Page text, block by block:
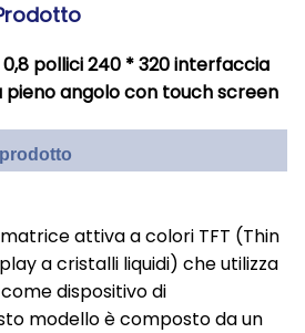
pollici 240 * 320 interfaccia
pieno angolo con touch screen
attiva a colori TFT (Thin
a cristalli liquidi) che utilizza
dispositivo di
modello è composto da un